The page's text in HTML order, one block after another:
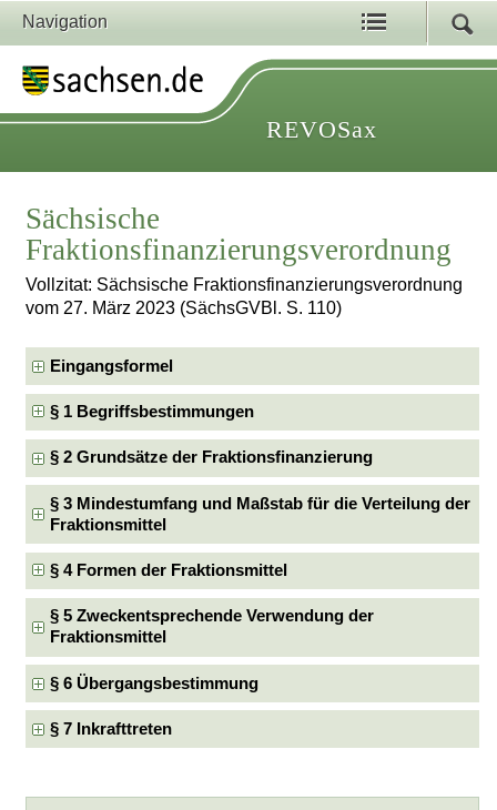
Navigation
REVOSax
Sächsische
Fraktionsfinanzierungsverordnung
Vollzitat: Sächsische Fraktionsfinanzierungsverordnung
vom 27. März 2023 (SächsGVBl. S. 110)
Eingangsformel
§ 1 Begriffsbestimmungen
§ 2 Grundsätze der Fraktionsfinanzierung
§ 3 Mindestumfang und Maßstab für die Verteilung der
Fraktionsmittel
§ 4 Formen der Fraktionsmittel
§ 5 Zweckentsprechende Verwendung der
Fraktionsmittel
§ 6 Übergangsbestimmung
§ 7 Inkrafttreten